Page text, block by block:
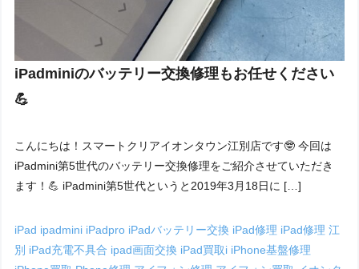
iPadminiのバッテリー交換修理もお任せください
💪
こんにちは！スマートクリアイオンタウン江別店です🤓 今回は
iPadmini第5世代のバッテリー交換修理をご紹介させていただき
ます！💪 iPadmini第5世代というと2019年3月18日に […]
iPad ipadmini iPadpro iPadバッテリー交換 iPad修理 iPad修理 江
別 iPad充電不具合 ipad画面交換 iPad買取i iPhone基盤修理